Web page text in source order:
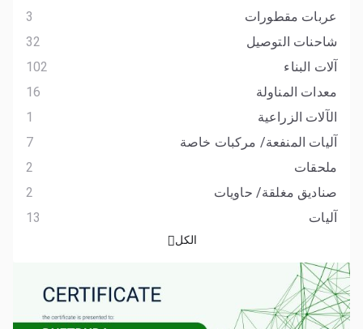
عربات مقطورات
3
شاحنات التوصيل
32
آلات البناء
102
معدات المناولة
16
الآلات الزراعية
1
آليات المنفعة/ مركبات خاصة
7
ملحقات
2
صناديق مغلقة/ حاويات
2
آليات
13
الكل